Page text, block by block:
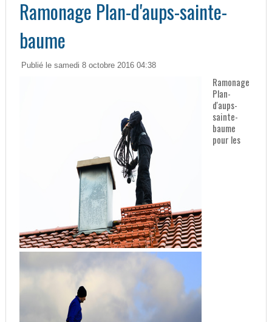
Ramonage Plan-d'aups-sainte-
baume
Publié le samedi 8 octobre 2016 04:38
Ramonage
Plan-
d'aups-
sainte-
baume
pour les